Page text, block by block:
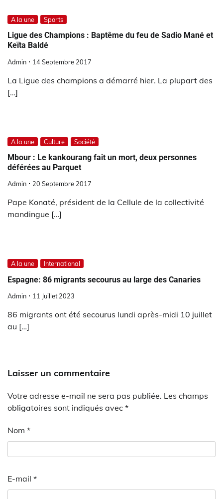
A la une Sports
Ligue des Champions : Baptême du feu de Sadio Mané et
Keïta Baldé
Admin 14 Septembre 2017
La Ligue des champions a démarré hier. La plupart des
[…]
A la une Culture Société
Mbour : Le kankourang fait un mort, deux personnes
déférées au Parquet
Admin 20 Septembre 2017
Pape Konaté, président de la Cellule de la collectivité
mandingue […]
A la une International
Espagne: 86 migrants secourus au large des Canaries
Admin 11 Juillet 2023
86 migrants ont été secourus lundi après-midi 10 juillet
au […]
Laisser un commentaire
Votre adresse e-mail ne sera pas publiée. Les champs
obligatoires sont indiqués avec *
Nom *
E-mail *